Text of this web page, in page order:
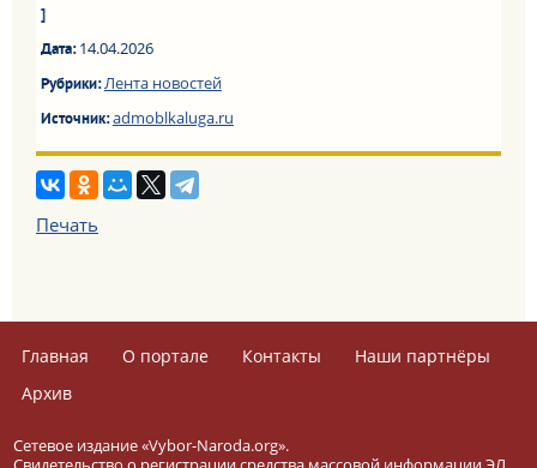
]
Дата:14.04.2026
Рубрики:Лента новостей
Источник:admoblkaluga.ru
Печать
Главная О портале Контакты
Наши партнёры
Архив
Сетевое издание «Vybor-Naroda.org».